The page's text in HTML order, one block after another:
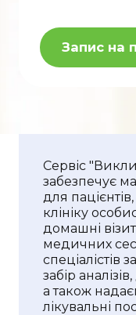
Запис на
Сервіс
забезпечує
для
клініку
домашні
медичних
забір
а також
лікувальні